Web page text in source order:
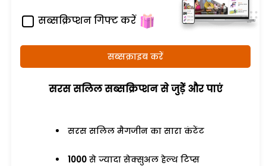
सब्सक्रिप्शन गिफ्ट करें
सब्सक्राइब करें
सरस सलिल सब्सक्रिप्शन से जुड़ेें और पाएं
सरस सलिल मैगजीन का सारा कंटेंट
1000 से ज्यादा सेक्सुअल हेल्थ टिप्स